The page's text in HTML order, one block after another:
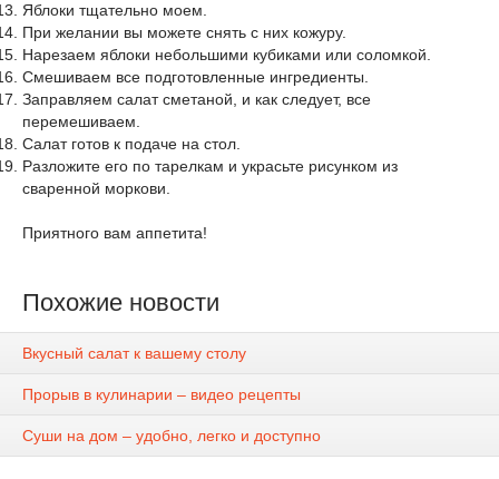
Яблоки тщательно моем.
При желании вы можете снять с них кожуру.
Нарезаем яблоки небольшими кубиками или соломкой.
Смешиваем все подготовленные ингредиенты.
Заправляем салат сметаной, и как следует, все
перемешиваем.
Салат готов к подаче на стол.
Разложите его по тарелкам и украсьте рисунком из
сваренной моркови.
Приятного вам аппетита!
Похожие новости
Вкусный салат к вашему столу
Прорыв в кулинарии – видео рецепты
Суши на дом – удобно, легко и доступно